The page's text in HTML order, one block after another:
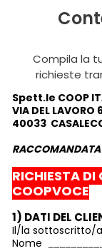
Compila la
richieste
Spett.le COOP
VIA DEL LAVORO
40033
RACCOMANDATA
RICHIESTA DI
COOPVOCE
1) DATI DEL
Il/la sottoscritto/a
Nome